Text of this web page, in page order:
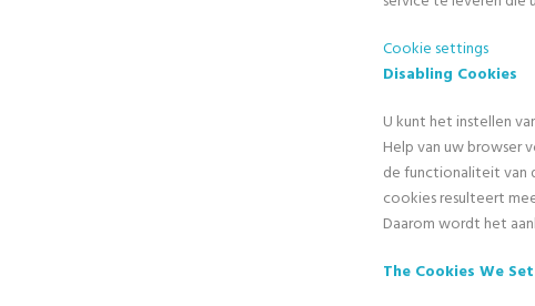
Cookie settings
Disabling Cookies
U kunt het instellen
Help van uw browser
de functionaliteit van
cookies resulteert
Daarom wordt het
The Cookies We Set